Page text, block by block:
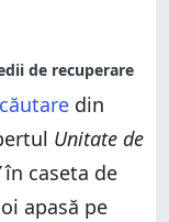
din
Unitate de
în caseta de
apasă pe